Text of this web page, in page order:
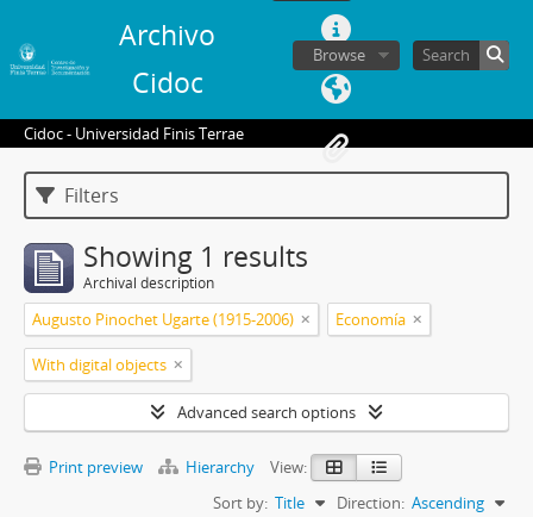
Archivo
Cidoc
Browse
Cidoc - Universidad Finis Terrae
Filters
Showing 1 results
Archival description
Augusto Pinochet Ugarte (1915-2006) Economía
With digital objects
Advanced search options
Print preview Hierarchy
View:
Sort by: Title Direction: Ascending